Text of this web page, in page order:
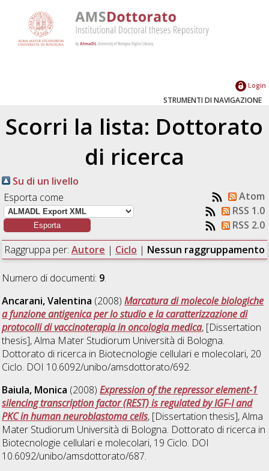
Login
STRUMENTI DI NAVIGAZIONE
Scorri la lista: Dottorato
di ricerca
Su di un livello
Esporta come
Atom
RSS 1.0
RSS 2.0
Raggruppa per: Autore | Ciclo | Nessun raggruppamento
Numero di documenti: 9.
Ancarani, Valentina (2008)Marcatura di molecole biologiche
a funzione antigenica per lo studio e la caratterizzazione di
protocolli di vaccinoterapia in oncologia medica, [Dissertation
thesis], Alma Mater Studiorum Università di Bologna.
Dottorato di ricerca in Biotecnologie cellulari e molecolari, 20
Ciclo. DOI 10.6092/unibo/amsdottorato/692.
Baiula, Monica (2008)Expression of the repressor element-1
silencing transcription factor (REST) is regulated by IGF-I and
PKC in human neuroblastoma cells, [Dissertation thesis], Alma
Mater Studiorum Università di Bologna. Dottorato di ricerca in
Biotecnologie cellulari e molecolari, 19 Ciclo. DOI
10.6092/unibo/amsdottorato/687.